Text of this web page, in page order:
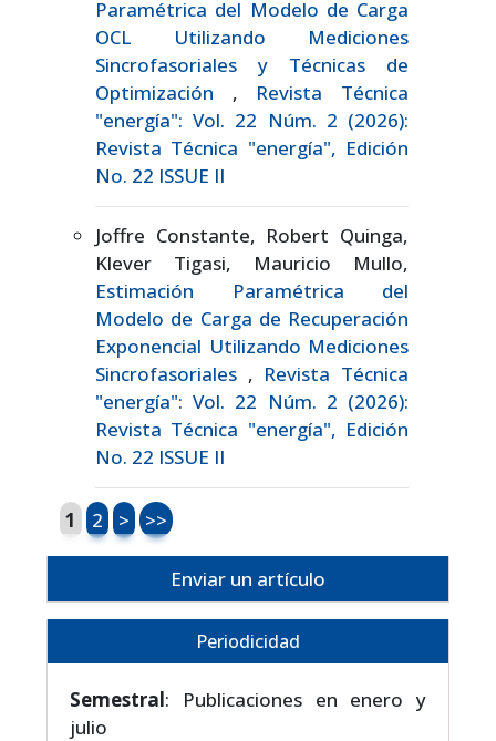
Paramétrica del Modelo de Carga
OCL Utilizando Mediciones
Sincrofasoriales y Técnicas de
Optimización , Revista Técnica
"energía": Vol. 22 Núm. 2 (2026):
Revista Técnica "energía", Edición
No. 22 ISSUE II
Joffre Constante, Robert Quinga,
Klever Tigasi, Mauricio Mullo,
Estimación Paramétrica del
Modelo de Carga de Recuperación
Exponencial Utilizando Mediciones
Sincrofasoriales , Revista Técnica
"energía": Vol. 22 Núm. 2 (2026):
Revista Técnica "energía", Edición
No. 22 ISSUE II
1 2 > >>
Enviar un artículo
Periodicidad
Semestral: Publicaciones en enero y
julio